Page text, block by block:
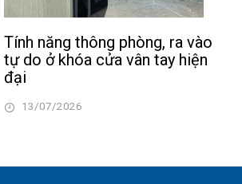
Tính năng thông phòng, ra vào
tự do ở khóa cửa vân tay hiện
đại
13/07/2026